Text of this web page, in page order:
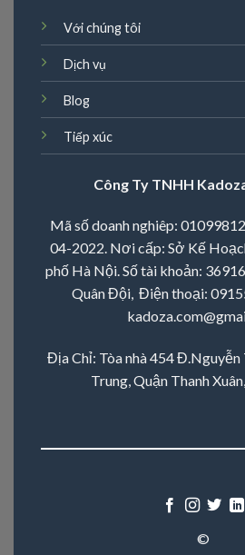
Với chúng tôi
Dịch vụ
Blog
Tiếp xúc
Công Ty TNHH
Mã số doanh nghiêp:
04-2022. Nơi cấp: Sở Kế
phố Hà Nội. Số tài khoản:
Quân Đội, Điện thoại:
Địa Chỉ: Tòa nhà 454 Đ.Nguyễn
Trung, Quận Thanh
©